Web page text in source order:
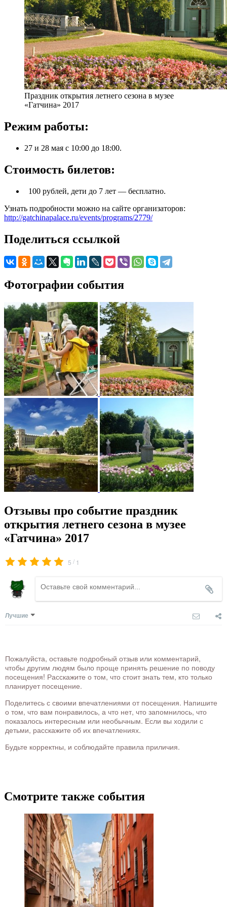
Праздник открытия летнего сезона в музее
«Гатчина» 2017
Режим работы:
27 и 28 мая с 10:00 до 18:00.
Стоимость билетов:
100 рублей, дети до 7 лет — бесплатно.
Узнать подробности можно на сайте организаторов:
http://gatchinapalace.ru/events/programs/2779/
Поделиться ссылкой
Фотографии события
Отзывы про событие праздник
открытия летнего сезона в музее
«Гатчина» 2017
5 / 1
Лучшие
Пожалуйста, оставьте подробный отзыв или комментарий,
чтобы другим людям было проще принять решение по поводу
посещения! Расскажите о том, что стоит знать тем, кто только
планирует посещение.
Поделитесь с своими впечатлениями от посещения. Напишите
о том, что вам понравилось, а что нет, что запомнилось, что
показалось интересным или необычным. Если вы ходили с
детьми, расскажите об их впечатлениях.
Будьте корректны, и соблюдайте правила приличия.
Смотрите также события